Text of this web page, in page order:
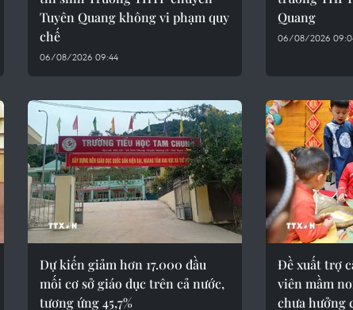
Tuyên Quang không vi phạm quy
chế
06/08/2026 09:44
Quang
06/08/2026
Dự kiến giảm hơn 17.000 đầu
mối cơ sở giáo dục trên cả nước,
tương ứng 45,7%
Đề xuất trợ
viên mầm
chưa hưởng